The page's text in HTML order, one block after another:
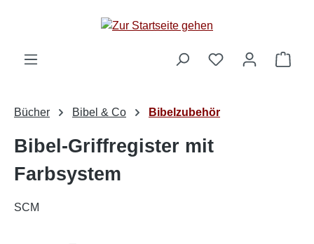
Zum Hauptinhalt springen
Bücher Bibel & Co Bibelzubehör
Bibel-Griffregister mit
Farbsystem
SCM